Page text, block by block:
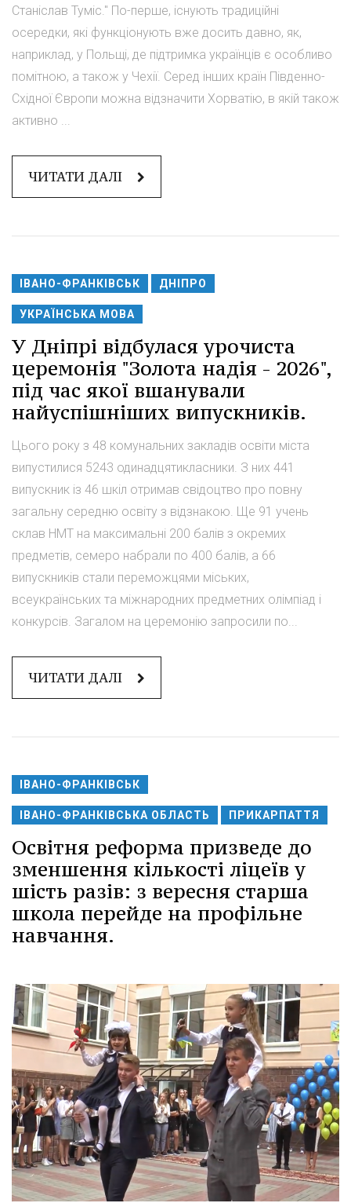
Станіслав Туміс." По-перше, існують традиційні
осередки, які функціонують вже досить давно, як,
наприклад, у Польщі, де підтримка українців є особливо
помітною, а також у Чехії. Серед інших країн Південно-
Східної Європи можна відзначити Хорватію, в якій також
активно ...
ЧИТАТИ ДАЛІ
ІВАНО-ФРАНКІВСЬК ДНІПРО
УКРАЇНСЬКА МОВА
У Дніпрі відбулася урочиста
церемонія "Золота надія - 2026",
під час якої вшанували
найуспішніших випускників.
Цього року з 48 комунальних закладів освіти міста
випустилися 5243 одинадцятикласники. З них 441
випускник із 46 шкіл отримав свідоцтво про повну
загальну середню освіту з відзнакою. Ще 91 учень
склав НМТ на максимальні 200 балів з окремих
предметів, семеро набрали по 400 балів, а 66
випускників стали переможцями міських,
всеукраїнських та міжнародних предметних олімпіад і
конкурсів. Загалом на церемонію запросили по...
ЧИТАТИ ДАЛІ
ІВАНО-ФРАНКІВСЬК
ІВАНО-ФРАНКІВСЬКА ОБЛАСТЬ ПРИКАРПАТТЯ
Освітня реформа призведе до
зменшення кількості ліцеїв у
шість разів: з вересня старша
школа перейде на профільне
навчання.